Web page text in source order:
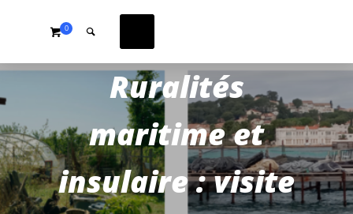
0
Ruralités
maritime et
insulaire : visite